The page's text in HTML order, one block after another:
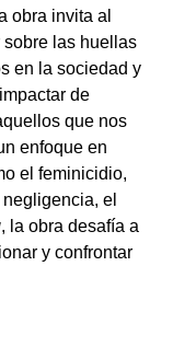
obra invita al
las huellas
en la sociedad y
de
que nos
enfoque en
el feminicidio,
el
, la obra desafía a
y confrontar